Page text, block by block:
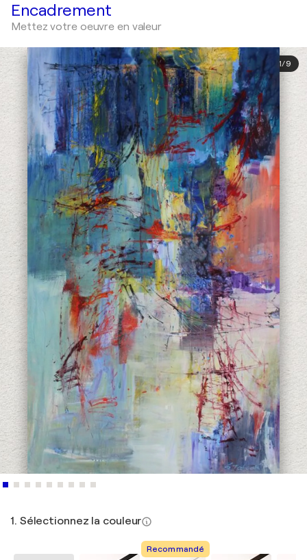
Encadrement
Mettez votre oeuvre en valeur
1/9
1. Sélectionnez la couleur
Recommandé